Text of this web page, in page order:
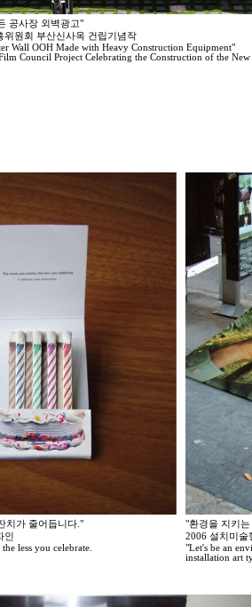
공사장 외벽광고"
위원회 부산신사옥 건립기념작
Wall OOH Made with Heavy Construction Equipment"
Council Project Celebrating the Construction of the New
치가 줄어듭니다."
less you celebrate.
"환경을 지키
2006 설치미술
"Let's be an
installation art